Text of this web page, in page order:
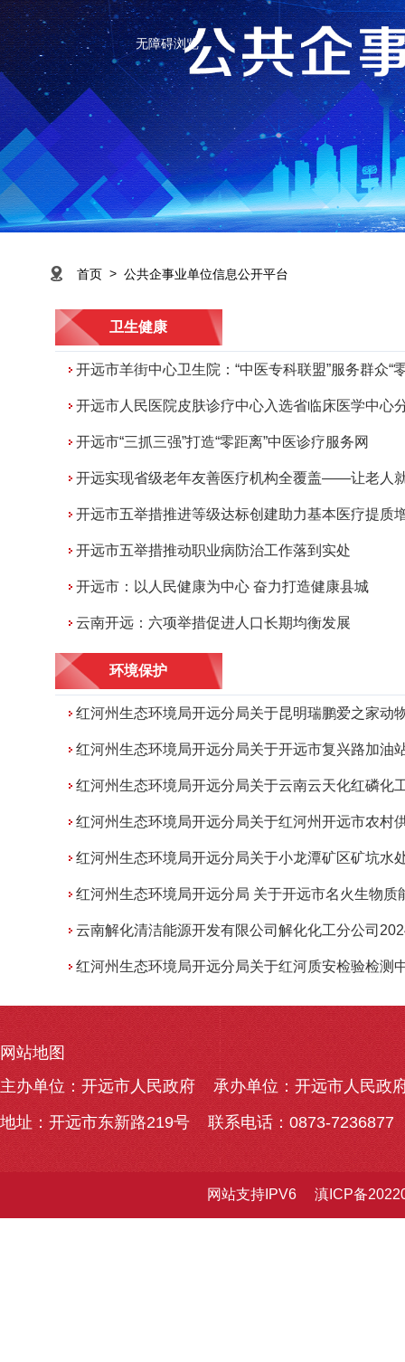
无障碍浏览
首页 > 公共企事业单位信息公开平台
卫生健康
开远市羊街中心卫生院：“中医专科联盟”服务群众“零距离
开远市人民医院皮肤诊疗中心入选省临床医学中心分中
开远市“三抓三强”打造“零距离”中医诊疗服务网
开远实现省级老年友善医疗机构全覆盖——让老人就医有“医”
开远市五举措推进等级达标创建助力基本医疗提质
开远市五举措推动职业病防治工作落到实处
开远市：以人民健康为中心 奋力打造健康县城
云南开远：六项举措促进人口长期均衡发展
环境保护
红河州生态环境局开远分局关于昆明瑞鹏爱之家动物医院有限公司开远分公司建设项目环境影响报告表的批
红河州生态环境局开远分局关于开远市复兴路加油站建设项目环境影响报告表的批
红河州生态环境局开远分局关于云南云天化红磷化工有限公司开远市小龙潭镇矿坑生态修复项目环境影响报告表的批
红河州生态环境局开远分局关于红河州开远市农村供水保障专项行动项目环境影响报告表的批
红河州生态环境局开远分局关于小龙潭矿区矿坑水处理工程环境影响报告表的批复 开环审复〔2024〕1
红河州生态环境局开远分局 关于开远市名火生物质能源有限公司年产1200吨生物质颗粒建设项目环境影响报告表的批复 开环审复〔2024
云南解化清洁能源开发有限公司解化化工分公司2024年1季度监督性监测数据
红河州生态环境局开远分局关于红河质安检验检测中心配套设施建设项目环境影响报告表的批
网站地图
主办单位：开远市人民政府
承办单位：开远市人民政
地址：开远市东新路219号
联系电话：0873-7236877
网站支持IPV6 滇ICP备